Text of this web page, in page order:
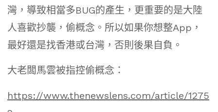
灣，導致相當多BUG的產生，更重要的是大陸
人喜歡抄襲，偷概念。所以如果你想整App，
最好還是找香港或台灣，否則後果自負。
大老闆馬雲被指控偷概念：
https://www.thenewslens.com/article/1275